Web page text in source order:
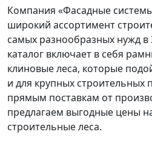
Компания «Фасадные
широкий ассортимент
самых разнообразных нужд
каталог включает в себя
клиновые леса, которые
и для крупных строительных
прямым поставкам от
предлагаем выгодные цены
строительные леса.